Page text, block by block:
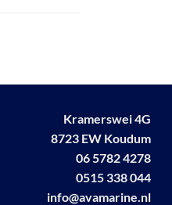
Kramerswei 4G
8723 EW Koudum
06 5782 4278
0515 338 044
info@avamarine.nl